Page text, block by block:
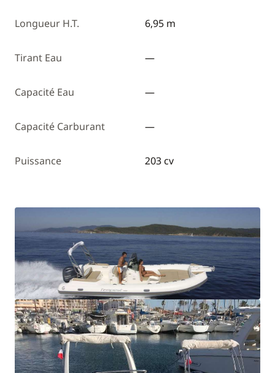
Longueur H.T. 6,95 m
Tirant Eau —
Capacité Eau —
Capacité Carburant —
Puissance 203 cv